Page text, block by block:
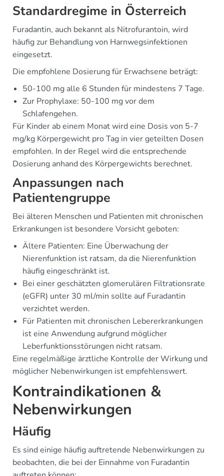
Standardregime in Österreich
Furadantin, auch bekannt als Nitrofurantoin, wird
häufig zur Behandlung von Harnwegsinfektionen
eingesetzt.
Die empfohlene Dosierung für Erwachsene beträgt:
50-100 mg alle 6 Stunden für mindestens 7 Tage.
Zur Prophylaxe: 50-100 mg vor dem
Schlafengehen.
Für Kinder ab einem Monat wird eine Dosis von 5-7
mg/kg Körpergewicht pro Tag in vier geteilten Dosen
empfohlen. In der Regel wird die entsprechende
Dosierung anhand des Körpergewichts berechnet.
Anpassungen nach
Patientengruppe
Bei älteren Menschen und Patienten mit chronischen
Erkrankungen ist besondere Vorsicht geboten:
Ältere Patienten: Eine Überwachung der
Nierenfunktion ist ratsam, da die Nierenfunktion
häufig eingeschränkt ist.
Bei einer geschätzten glomerulären Filtrationsrate
(eGFR) unter 30 ml/min sollte auf Furadantin
verzichtet werden.
Für Patienten mit chronischen Lebererkrankungen
ist eine Anwendung aufgrund möglicher
Leberfunktionsstörungen nicht ratsam.
Eine regelmäßige ärztliche Kontrolle der Wirkung und
möglicher Nebenwirkungen ist empfehlenswert.
Kontraindikationen &
Nebenwirkungen
Häufig
Es sind einige häufig auftretende Nebenwirkungen zu
beobachten, die bei der Einnahme von Furadantin